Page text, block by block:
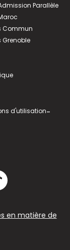
Parallèle
Commun
Grenoble
d'utilisation-
en matière de